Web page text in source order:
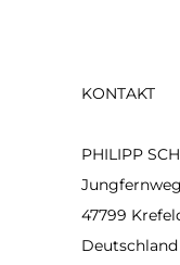
KONTAKT
PHILIPP
47799
Deutschland